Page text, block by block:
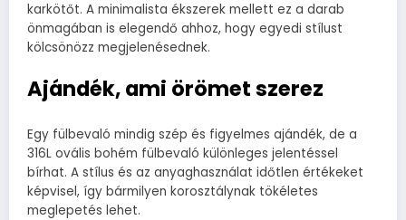
karkötőt. A minimalista ékszerek mellett ez a darab
önmagában is elegendő ahhoz, hogy egyedi stílust
kölcsönözz megjelenésednek.
Ajándék, ami örömet szerez
Egy fülbevaló mindig szép és figyelmes ajándék, de a
316L ovális bohém fülbevaló különleges jelentéssel
bírhat. A stílus és az anyaghasználat időtlen értékeket
képvisel, így bármilyen korosztálynak tökéletes
meglepetés lehet.